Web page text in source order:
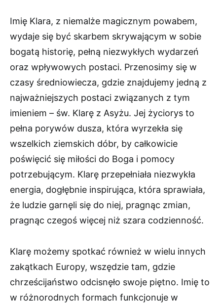
Imię Klara, z niemalże magicznym powabem,
wydaje się być skarbem skrywającym w sobie
bogatą historię, pełną niezwykłych wydarzeń
oraz wpływowych postaci. Przenosimy się w
czasy średniowiecza, gdzie znajdujemy jedną z
najważniejszych postaci związanych z tym
imieniem – św. Klarę z Asyżu. Jej życiorys to
pełna porywów dusza, która wyrzekła się
wszelkich ziemskich dóbr, by całkowicie
poświęcić się miłości do Boga i pomocy
potrzebującym. Klarę przepełniała niezwykła
energia, dogłębnie inspirująca, która sprawiała,
że ludzie garnęli się do niej, pragnąc zmian,
pragnąc czegoś więcej niż szara codzienność.
Klarę możemy spotkać również w wielu innych
zakątkach Europy, wszędzie tam, gdzie
chrześcijaństwo odcisnęło swoje piętno. Imię to
w różnorodnych formach funkcjonuje w